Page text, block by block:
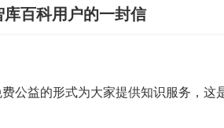
智库APP
請
百科用户的一封信
公益的形式为大家提供知识服务，这